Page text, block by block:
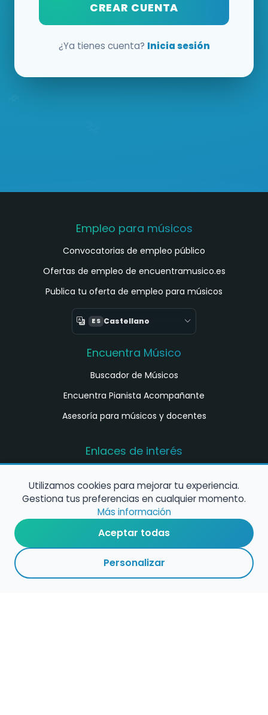
CREAR CUENTA
¿Ya tienes cuenta? Inicia sesión
Empleo para músicos
Convocatorias de empleo público
Ofertas de empleo de encuentramusico.es
Publica tu oferta de empleo para músicos
ES Castellano
Encuentra Músico
Buscador de Músicos
Encuentra Pianista Acompañante
Asesoría para músicos y docentes
Enlaces de interés
música en España
Configura alertas de empleo
Contacta con nosotros
Utilizamos cookies para mejorar tu experiencia.
Gestiona tus preferencias en cualquier momento.
Más información
Aceptar todas
Personalizar